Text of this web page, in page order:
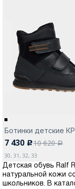
Ботинки детские
7 430 c10 620a
30, 31, 32, 33
Детская обувь Ralf
натуральной кожи
школьников. В